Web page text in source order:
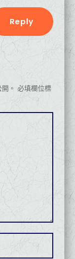
Reply
。 必填欄位標